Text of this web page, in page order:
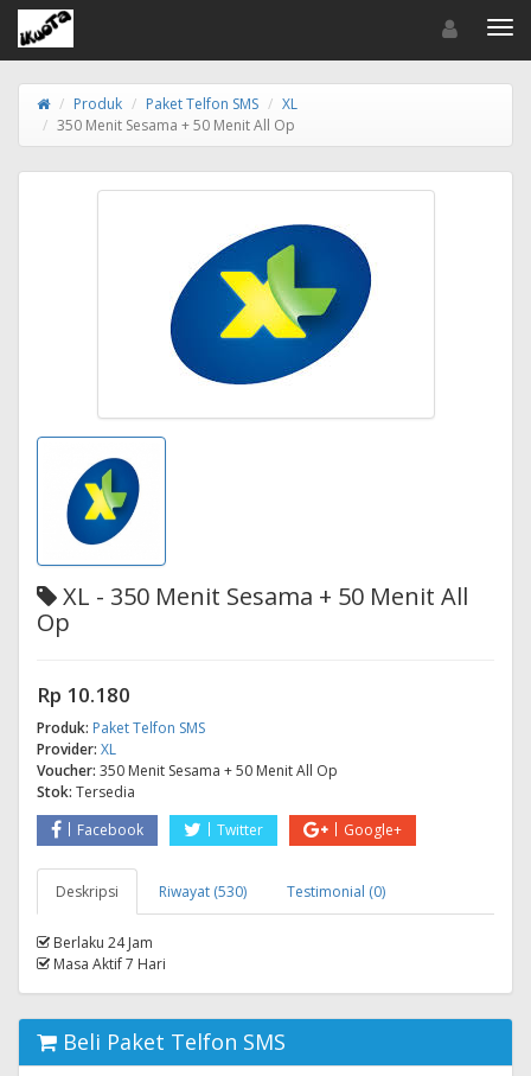
Toggle
Produk Paket Telfon SMS
XL
350 Menit Sesama + 50 Menit All Op
XL - 350 Menit Sesama + 50 Menit All
Op
Rp 10.180
Produk: Paket Telfon SMS
Provider: XL
Voucher: 350 Menit Sesama + 50 Menit All Op
Stok: Tersedia
Facebook
Twitter Google+
Deskripsi Riwayat (530) Testimonial (0)
Berlaku 24 Jam
Masa Aktif 7 Hari
Beli Paket Telfon SMS